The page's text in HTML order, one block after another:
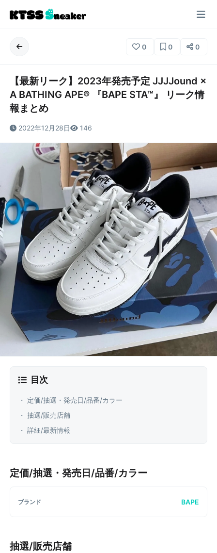
0 0 0
【最新リーク】2023年発売予定 JJJJound ×
A BATHING APE®︎ 『BAPE STA™』 リーク情
報まとめ
2022年12月28日 146
目次
・ 定価/抽選・発売日/品番/カラー
・ 抽選/販売店舗
・ 詳細/最新情報
定価/抽選・発売日/品番/カラー
ブランド BAPE
抽選/販売店舗